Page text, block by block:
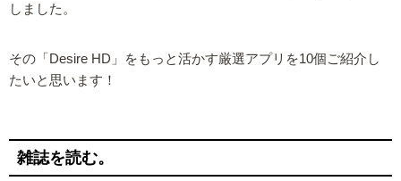
しました。
その「Desire HD」をもっと活かす厳選アプリを10個ご紹介し
たいと思います！
雑誌を読む。